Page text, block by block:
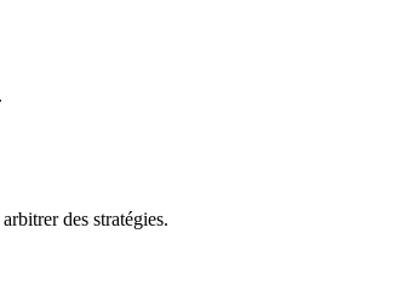
des stratégies.